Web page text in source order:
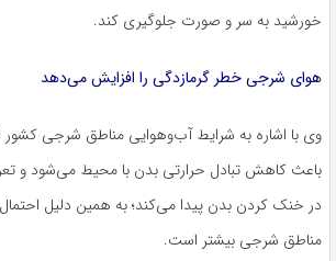
خورشید به سر و صورت جلوگیری کند.
هوای شرجی خطر گرمازدگی را افزایش می‌دهد
وی با اشاره به شرایط آب‌وهوایی مناطق شرجی کشور
باعث کاهش تبادل حرارتی بدن با محیط می‌شود و
در خنک کردن بدن پیدا می‌کند؛ به همین دلیل احتمال
مناطق شرجی بیشتر است.